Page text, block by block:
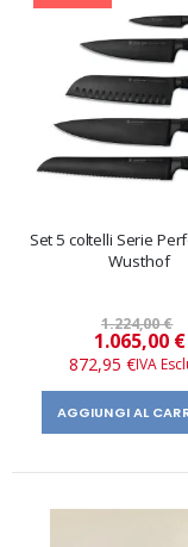
Set 5 coltelli Serie
Wusthof
1.224,00 €
Prezzo
speciale
1.065,00 €
872,95 €
AGGIUNGI AL